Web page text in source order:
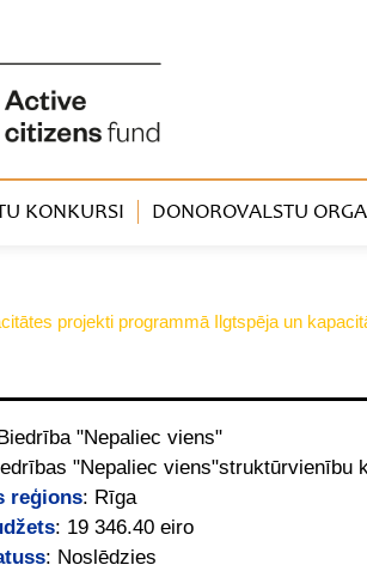
KONKURSI DONOROVALSTU
projekti programmā Ilgtspēja un
"Nepaliec viens"
"Nepaliec viens"struktūrvienību
reģions: Rīga
: 19 346.40 eiro
: Noslēdzies